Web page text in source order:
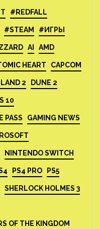
#REDFALL
#STEAM #ИГРЫ
AI AMD
HEART CAPCOM
2 DUNE 2
10
PASS GAMING NEWS
NINTENDO SWITCH
PS4 PRO PS5
SHERLOCK HOLMES 3
OF THE KINGDOM